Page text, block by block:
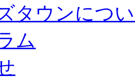
タウンにつ
ム